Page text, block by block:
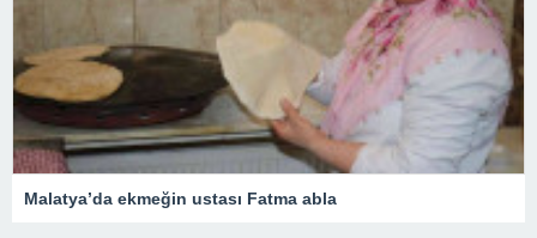
Malatya’da ekmeğin ustası Fatma abla